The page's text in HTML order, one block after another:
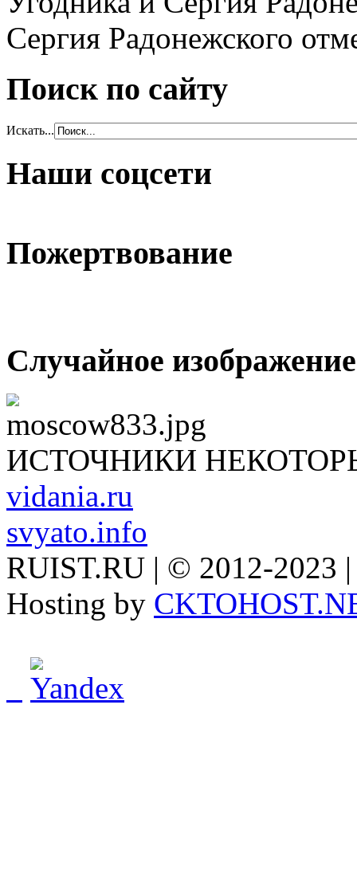
Сергия Радонежского
Поиск по сайту
Искать...
Наши соцсети
Пожертвование
Случайное изображение
ИСТОЧНИКИ
vidania.ru
svyato.info
RUIST.RU | © 2012-2023
Hosting by